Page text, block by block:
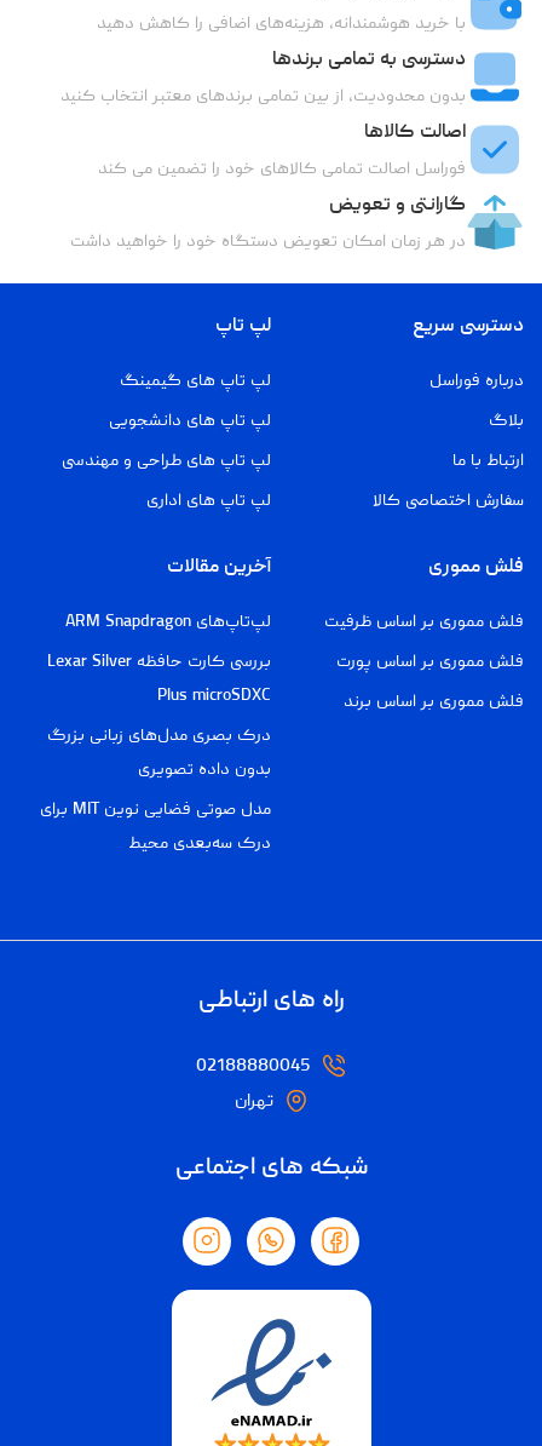
با خرید هوشمندانه، هزینه‌های اضافی را کاهش دهید
دسترسی به تمامی برندها
بدون محدودیت، از بین تمامی برندهای معتبر انتخاب کنید
اصالت کالاها
فوراسل اصالت تمامی کالاهای خود را تضمین می کند
گارانتی و تعویض
در هر زمان امکان تعویض دستگاه خود را خواهید داشت
دسترسی سریع
درباره فوراسل
بلاگ
ارتباط با ما
سفارش اختصاصی کالا
لپ تاپ
لپ تاپ های گیمینگ
لپ تاپ های دانشجویی
لپ تاپ های طراحی و مهندسی
لپ تاپ های اداری
فلش مموری
فلش مموری بر اساس ظرفیت
فلش مموری بر اساس پورت
فلش مموری بر اساس برند
آخرین مقالات
لپ‌تاپ‌های ARM Snapdragon
بررسی کارت حافظه Lexar Silver
Plus microSDXC
درک بصری مدل‌های زبانی بزرگ
بدون داده تصویری
مدل صوتی فضایی نوین MIT برای
درک سه‌بعدی محیط
راه های ارتباطی
02188880045
تهران
شبکه های اجتماعی